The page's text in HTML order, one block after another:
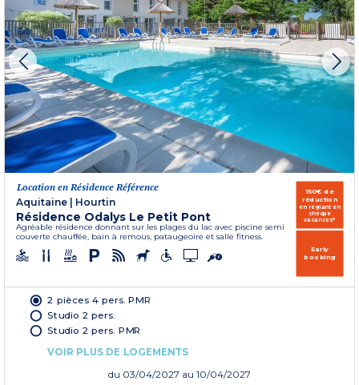
Location en Résidence Référence
Aquitaine
Hourtin
Résidence Odalys Le Petit Pont
Agréable résidence donnant sur les plages du lac avec piscine semi
couverte chauffée, bain à remous, pataugeoire et salle fitness.
150€ de
réduction
en réglant en
chèque
vacances*
Early
booking
2 pièces 4 pers. PMR
Studio 2 pers.
Studio 2 pers. PMR
VOIR PLUS DE LOGEMENTS
du 03/04/2027 au 10/04/2027